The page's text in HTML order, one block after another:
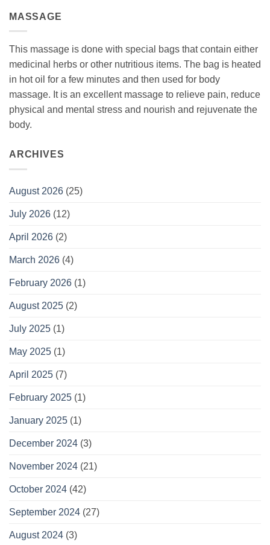
MASSAGE
This massage is done with special bags that contain either
medicinal herbs or other nutritious items. The bag is heated
in hot oil for a few minutes and then used for body
massage. It is an excellent massage to relieve pain, reduce
physical and mental stress and nourish and rejuvenate the
body.
ARCHIVES
August 2026 (25)
July 2026 (12)
April 2026 (2)
March 2026 (4)
February 2026 (1)
August 2025 (2)
July 2025 (1)
May 2025 (1)
April 2025 (7)
February 2025 (1)
January 2025 (1)
December 2024 (3)
November 2024 (21)
October 2024 (42)
September 2024 (27)
August 2024 (3)